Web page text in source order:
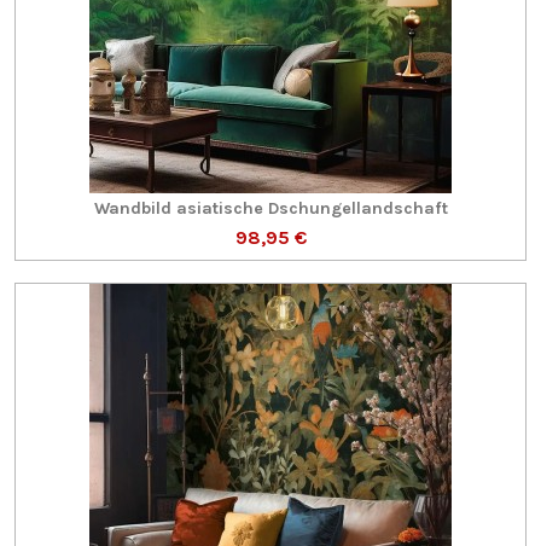
Wandbild asiatische Dschungellandschaft
98,95 €